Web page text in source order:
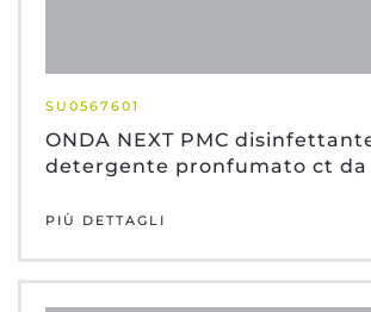
SU0567601
ONDA NEXT PMC
detergente pronfumato ct da
PIÙ DETTAGLI